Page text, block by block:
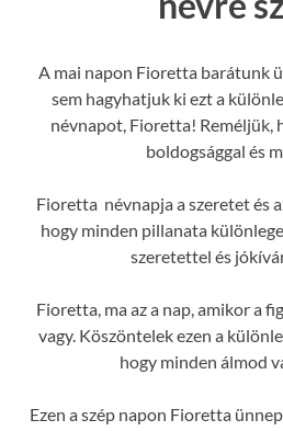
A mai napon Fioretta barátunk
sem hagyhatjuk ki ezt a
névnapot, Fioretta! Reméljük,
boldogsággal és
Fioretta névnapja a szeretet és
hogy minden pillanata
szeretettel és
Fioretta, ma az a nap, amikor a
vagy. Köszöntelek ezen a
hogy minden álmod
Ezen a szép napon Fioretta